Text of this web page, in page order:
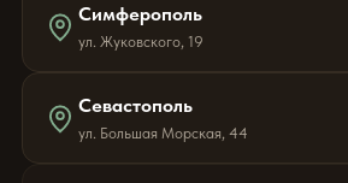
Симферополь
ул. Жуковского, 19
Севастополь
ул. Большая Морская, 44